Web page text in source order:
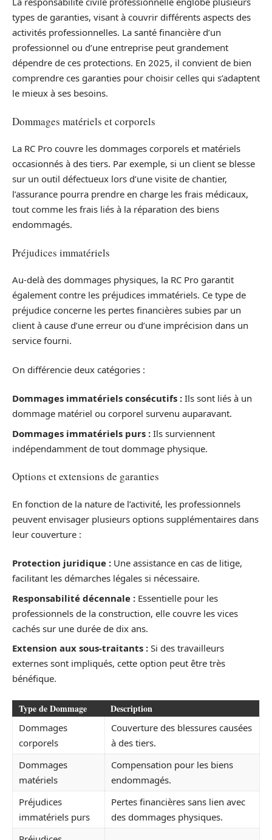
types de garanties, visant à couvrir différents aspects des
activités professionnelles. La santé financière d’un
professionnel ou d’une entreprise peut grandement
dépendre de ces protections. En 2025, il convient de bien
comprendre ces garanties pour choisir celles qui s’adaptent
le mieux à ses besoins.
Dommages matériels et corporels
La RC Pro couvre les dommages corporels et matériels
occasionnés à des tiers. Par exemple, si un client se blesse
sur un outil défectueux lors d’une visite de chantier,
l’assurance pourra prendre en charge les frais médicaux,
tout comme les frais liés à la réparation des biens
endommagés.
Préjudices immatériels
Au-delà des dommages physiques, la RC Pro garantit
également contre les préjudices immatériels. Ce type de
préjudice concerne les pertes financières subies par un
client à cause d’une erreur ou d’une imprécision dans un
service fourni.
On différencie deux catégories :
Dommages immatériels consécutifs : Ils sont liés à un
dommage matériel ou corporel survenu auparavant.
Dommages immatériels purs : Ils surviennent
indépendamment de tout dommage physique.
Options et extensions de garanties
En fonction de la nature de l’activité, les professionnels
peuvent envisager plusieurs options supplémentaires dans
leur couverture :
Protection juridique : Une assistance en cas de litige,
facilitant les démarches légales si nécessaire.
Responsabilité décennale : Essentielle pour les
professionnels de la construction, elle couvre les vices
cachés sur une durée de dix ans.
Extension aux sous-traitants : Si des travailleurs
externes sont impliqués, cette option peut être très
bénéfique.
Type de Dommage Description
Dommages
corporels
Couverture des blessures causées
à des tiers.
Dommages
matériels
Compensation pour les biens
endommagés.
Préjudices
immatériels purs
Pertes financières sans lien avec
des dommages physiques.